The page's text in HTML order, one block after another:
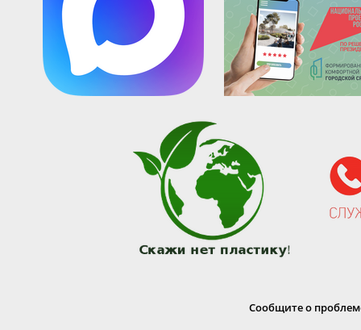
Сообщите о